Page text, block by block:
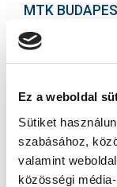
Ez a weboldal
Sütiket
szabásához,
valamint
közösségi
MTK
Ne maradjon le